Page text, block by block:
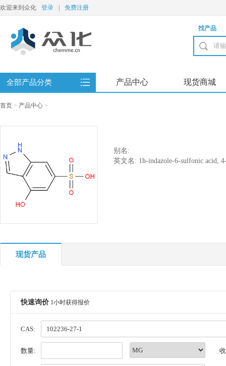
欢迎来到众化 登录 免费注册
找产品
全部产品分类 产品中心 现货商城
首页 > 产品中心 >
别名:
英文名: 1h-indazole-6-sulfonic acid,
现货产品
快速询价 1小时获得报价
CAS:
数量: